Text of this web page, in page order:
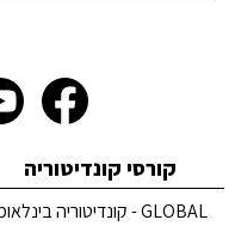
קורסי קונדיטוריה
GLOBAL - קונדיטוריה בינלאומי